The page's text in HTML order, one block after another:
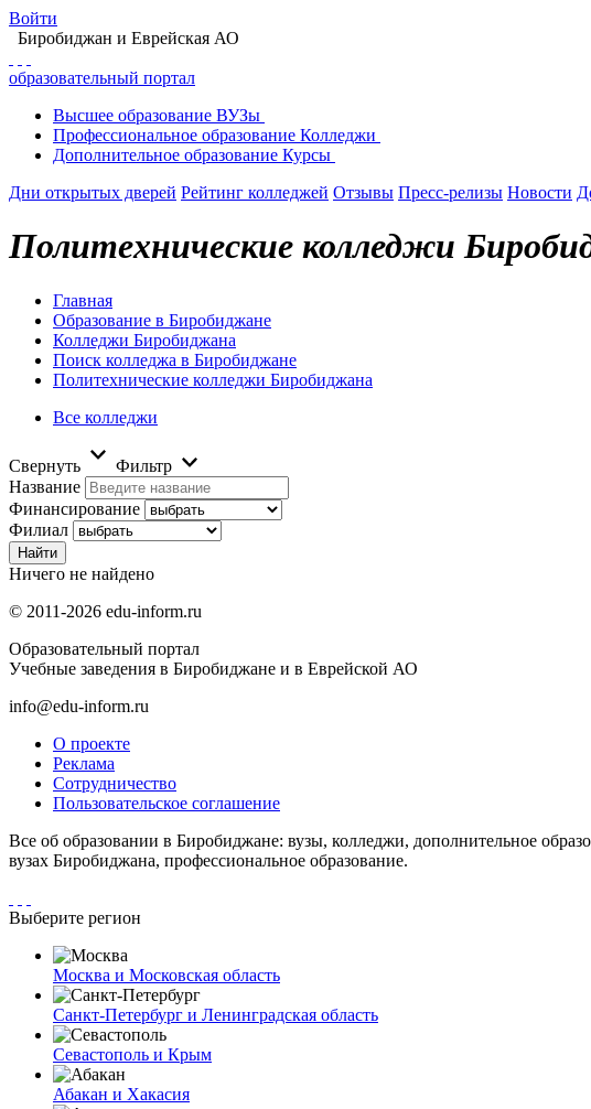
Войти
Биробиджан и Еврейская АО
образовательный портал
Высшее образование ВУЗы
Профессиональное образование Колледжи
Дополнительное образование Курсы
Дни открытых дверей Рейтинг колледжей Отзывы Пресс-релизы Новости
Политехнические колледжи
Главная
Образование в Биробиджане
Колледжи Биробиджана
Поиск колледжа в Биробиджане
Политехнические колледжи Биробиджана
Все колледжи
Свернуть
Фильтр
Название
Финансирование
Филиал
Ничего не найдено
© 2011-2026 edu-inform.ru
Образовательный портал
Учебные заведения в Биробиджане и в Еврейской АО
info@edu-inform.ru
О проекте
Реклама
Сотрудничество
Пользовательское соглашение
Все об образовании в Биробиджане: вузы, колледжи, дополнительное
вузах Биробиджана, профессиональное образование.
Выберите регион
Москва и Московская область
Санкт-Петербург и Ленинградская область
Севастополь и Крым
Абакан и Хакасия